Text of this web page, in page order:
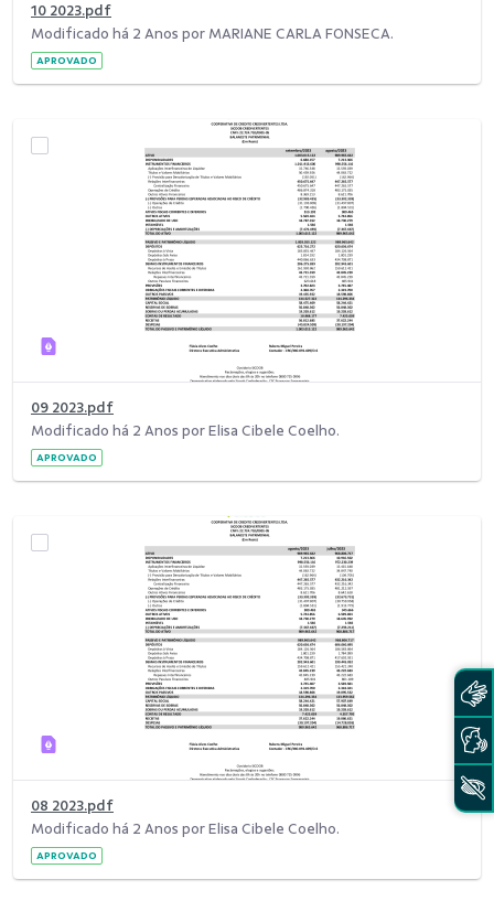
10 2023.pdf
Modificado há 2 Anos por MARIANE CARLA FONSECA.
APROVADO
09 2023.pdf
Modificado há 2 Anos por Elisa Cibele Coelho.
APROVADO
08 2023.pdf
Modificado há 2 Anos por Elisa Cibele Coelho.
APROVADO